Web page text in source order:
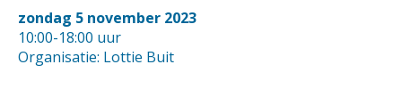
zondag 5 november 2023
10:00-18:00 uur
Organisatie: Lottie Buit